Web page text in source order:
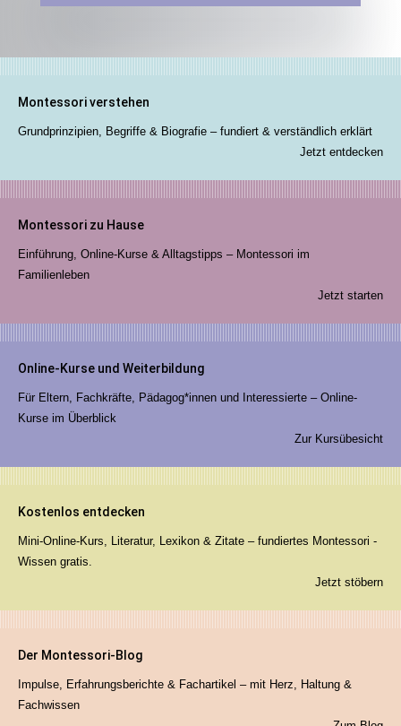
Montessori verstehen
Grundprinzipien, Begriffe & Biografie – fundiert & verständlich erklärt
Jetzt entdecken
Montessori zu Hause
Einführung, Online-Kurse & Alltagstipps – Montessori im
Familienleben
Jetzt starten
Online-Kurse und Weiterbildung
Für Eltern, Fachkräfte, Pädagog*innen und Interessierte – Online-
Kurse im Überblick
Zur Kursübesicht
Kostenlos entdecken
Mini-Online-Kurs, Literatur, Lexikon & Zitate – fundiertes Montessori -
Wissen gratis.
Jetzt stöbern
Der Montessori-Blog
Impulse, Erfahrungsberichte & Fachartikel – mit Herz, Haltung &
Fachwissen